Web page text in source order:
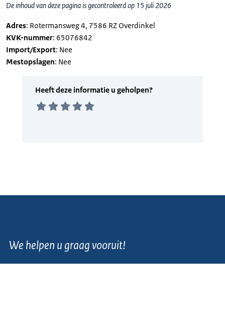
De inhoud van deze pagina is gecontroleerd op 15 juli 2026
Adres: Rotermansweg 4, 7586 RZ Overdinkel
KVK-nummer: 65076842
Import/Export: Nee
Mestopslagen: Nee
We helpen u graag vooruit!